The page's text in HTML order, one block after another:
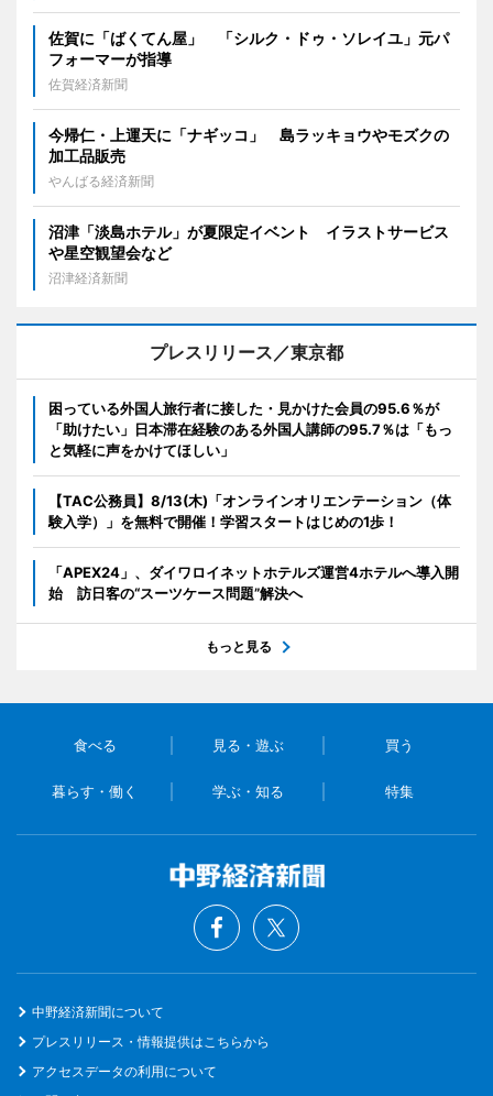
佐賀に「ばくてん屋」 「シルク・ドゥ・ソレイユ」元パ
フォーマーが指導
佐賀経済新聞
今帰仁・上運天に「ナギッコ」 島ラッキョウやモズクの
加工品販売
やんばる経済新聞
沼津「淡島ホテル」が夏限定イベント イラストサービス
や星空観望会など
沼津経済新聞
プレスリリース／東京都
困っている外国人旅行者に接した・見かけた会員の95.6％が
「助けたい」日本滞在経験のある外国人講師の95.7％は「もっ
と気軽に声をかけてほしい」
【TAC公務員】8/13(木)「オンラインオリエンテーション（体
験入学）」を無料で開催！学習スタートはじめの1歩！
「APEX24」、ダイワロイネットホテルズ運営4ホテルへ導入開
始 訪日客の“スーツケース問題”解決へ
もっと見る
食べる 見る・遊ぶ 買う
暮らす・働く 学ぶ・知る 特集
中野経済新聞について
プレスリリース・情報提供はこちらから
アクセスデータの利用について